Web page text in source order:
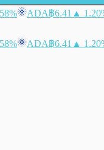
ADA฿6.41 ▲
ADA฿6.41 ▲